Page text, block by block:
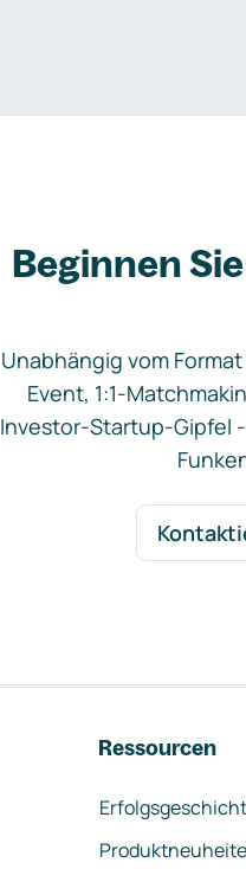
Beginnen
Unabhängig vom
Event, 1:1-
Investor-Startup-Gipfel
Ressourcen